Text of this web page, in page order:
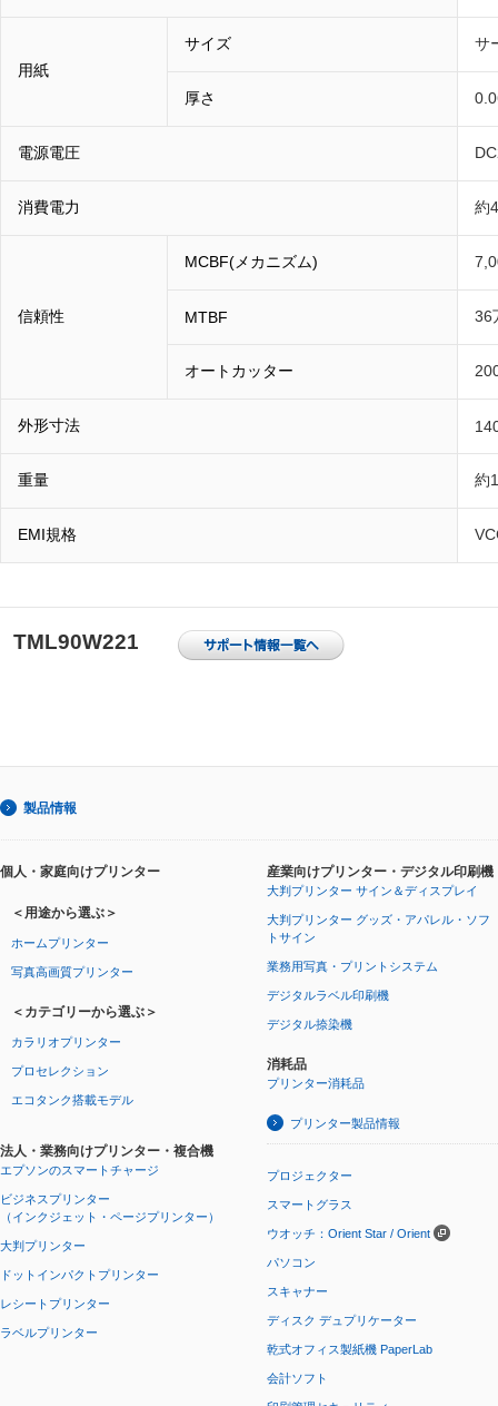
用紙
サイズ サ
厚さ
電源電圧
消費電力 約
信頼性
MCBF(メカニズム)
MTBF 36
オートカッター
外形寸法
重量 約
EMI規格
TML90W221
製品情報
個人・家庭向けプリンター
＜用途から選ぶ＞
ホームプリンター
写真高画質プリンター
＜カテゴリーから選ぶ＞
カラリオプリンター
プロセレクション
エコタンク搭載モデル
法人・業務向けプリンター・複合機
エプソンのスマートチャージ
ビジネスプリンター
（インクジェット・ページプリンター）
大判プリンター
ドットインパクトプリンター
レシートプリンター
ラベルプリンター
産業向けプリンター・デジタル印刷機
大判プリンター サイン＆ディスプレイ
大判プリンター グッズ・アパレル・ソフ
トサイン
業務用写真・プリントシステム
デジタルラベル印刷機
デジタル捺染機
消耗品
プリンター消耗品
プリンター製品情報
プロジェクター
スマートグラス
ウオッチ：Orient Star / Orient
パソコン
スキャナー
ディスク デュプリケーター
乾式オフィス製紙機 PaperLab
会計ソフト